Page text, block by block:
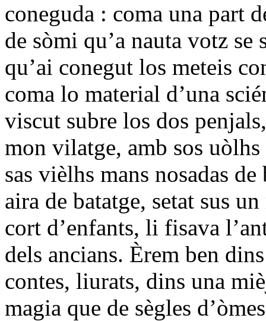
coneguda : coma una part
de sòmi qu’a nauta votz se
qu’ai conegut los meteis
coma lo material d’una
viscut subre los dos
mon vilatge, amb sos uòlhs
sas vièlhs mans nosadas
aira de batatge, setat sus
cort d’enfants, li fisava
dels ancians. Èrem ben
contes, liurats, dins una
magia que de sègles